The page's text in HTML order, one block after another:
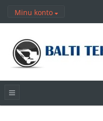
Minu konto